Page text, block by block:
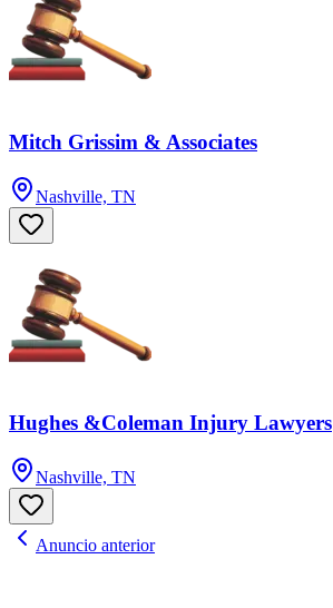
Mitch Grissim & Associates
Nashville, TN
Hughes &Coleman Injury Lawyers
Nashville, TN
Anuncio anterior